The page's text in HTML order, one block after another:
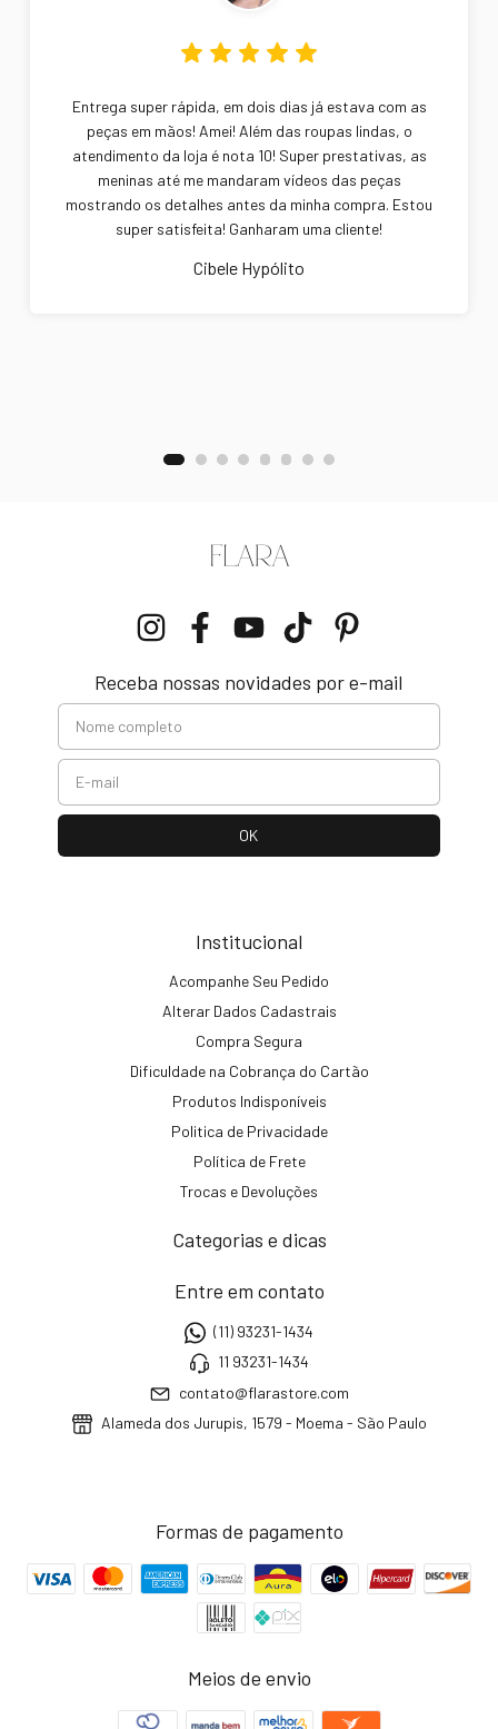
Entrega super rápida, em dois dias já estava com as
peças em mãos! Amei! Além das roupas lindas, o
atendimento da loja é nota 10! Super prestativas, as
meninas até me mandaram vídeos das peças
mostrando os detalhes antes da minha compra. Estou
super satisfeita! Ganharam uma cliente!
Cibele Hypólito
Receba nossas novidades por e-mail
Institucional
Acompanhe Seu Pedido
Alterar Dados Cadastrais
Compra Segura
Dificuldade na Cobrança do Cartão
Produtos Indisponíveis
Politica de Privacidade
Política de Frete
Trocas e Devoluções
Categorias e dicas
Entre em contato
(11) 93231-1434
11 93231-1434
contato@flarastore.com
Alameda dos Jurupis, 1579 - Moema - São Paulo
Formas de pagamento
Meios de envio